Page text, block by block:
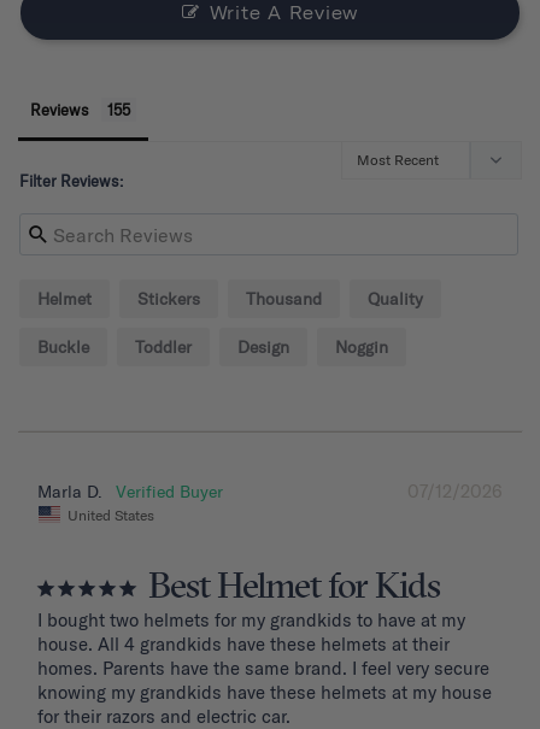
Write A Review
Reviews
Filter Reviews:
Helmet Stickers Thousand Quality
Buckle Toddler Design Noggin
07/12/2026
Marla D.
United States
Best Helmet for Kids
I bought two helmets for my grandkids to have at my
house. All 4 grandkids have these helmets at their
homes. Parents have the same brand. I feel very secure
knowing my grandkids have these helmets at my house
for their razors and electric car.